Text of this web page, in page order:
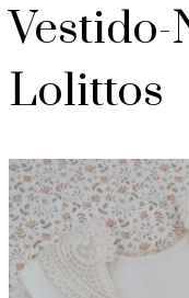
Vestido-
Lolittos